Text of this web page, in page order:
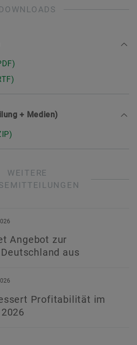
DOWNLOADS
+ Medien)
WEITERE
Angebot zur
aus
Profitabilität im